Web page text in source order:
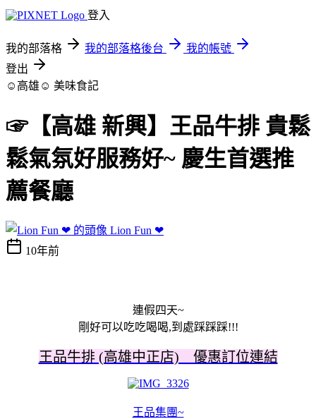
登入
我的部落格 我的部落格後台
我的帳號
登出
☺高雄☺ 美味食記
☞【高雄 新興】王品牛排 貴鬆
鬆氣氛好服務好~ 慶生首選推
薦餐廳
Lion Fun ❤
10年前
連假四天~
剛好可以吃吃喝喝,到處踩踩踩!!!
王品牛排 (高雄中正店) 優惠訂位連結
王品集團~